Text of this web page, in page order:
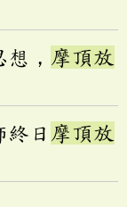
， 摩頂放
日 摩頂放